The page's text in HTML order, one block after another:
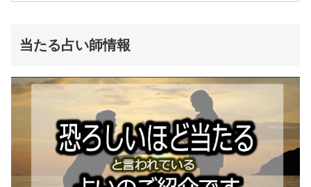
当たる占い師情報